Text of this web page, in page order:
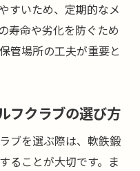
すいため、定期的なメ
寿命や劣化を防ぐため
管場所の工夫が重要と
フクラブの選び方
ブを選ぶ際は、軟鉄鍛
ることが大切です。ま